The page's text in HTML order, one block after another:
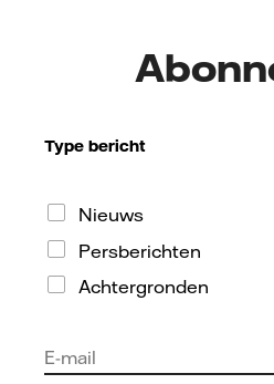
Type bericht
Nieuws
Persberichten
Achtergronden
E-mail